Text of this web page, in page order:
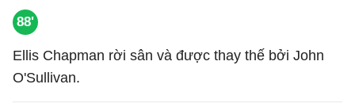
88'
Ellis Chapman rời sân và được thay thế bởi John
O'Sullivan.